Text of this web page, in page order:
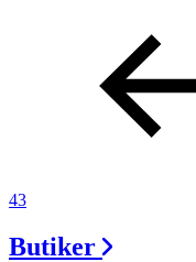
Praktisk information
Lediga jobb
Min Shopping-app
43
Butiker